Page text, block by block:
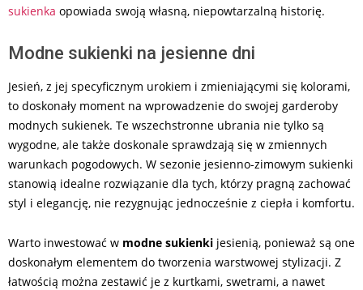
sukienka opowiada swoją własną, niepowtarzalną historię.
Modne sukienki na jesienne dni
Jesień, z jej specyficznym urokiem i zmieniającymi się kolorami,
to doskonały moment na wprowadzenie do swojej garderoby
modnych sukienek. Te wszechstronne ubrania nie tylko są
wygodne, ale także doskonale sprawdzają się w zmiennych
warunkach pogodowych. W sezonie jesienno-zimowym sukienki
stanowią idealne rozwiązanie dla tych, którzy pragną zachować
styl i elegancję, nie rezygnując jednocześnie z ciepła i komfortu.
Warto inwestować w modne sukienki jesienią, ponieważ są one
doskonałym elementem do tworzenia warstwowej stylizacji. Z
łatwością można zestawić je z kurtkami, swetrami, a nawet